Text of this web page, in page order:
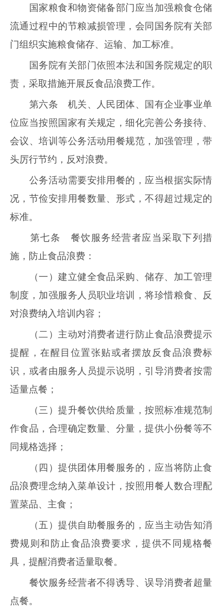
国家粮食和物资储备部门应当加强粮食仓储
流通过程中的节粮减损管理，会同国务院有关部
门组织实施粮食储存、运输、加工标准。
国务院有关部门依照本法和国务院规定的职
责，采取措施开展反食品浪费工作。
第六条 机关、人民团体、国有企业事业单
位应当按照国家有关规定，细化完善公务接待、
会议、培训等公务活动用餐规范，加强管理，带
头厉行节约，反对浪费。
公务活动需要安排用餐的，应当根据实际情
况，节俭安排用餐数量、形式，不得超过规定的
标准。
第七条 餐饮服务经营者应当采取下列措
施，防止食品浪费：
（一）建立健全食品采购、储存、加工管理
制度，加强服务人员职业培训，将珍惜粮食、反
对浪费纳入培训内容；
（二）主动对消费者进行防止食品浪费提示
提醒，在醒目位置张贴或者摆放反食品浪费标
识，或者由服务人员提示说明，引导消费者按需
适量点餐；
（三）提升餐饮供给质量，按照标准规范制
作食品，合理确定数量、分量，提供小份餐等不
同规格选择；
（四）提供团体用餐服务的，应当将防止食
品浪费理念纳入菜单设计，按照用餐人数合理配
置菜品、主食；
（五）提供自助餐服务的，应当主动告知消
费规则和防止食品浪费要求，提供不同规格餐
具，提醒消费者适量取餐。
餐饮服务经营者不得诱导、误导消费者超量
点餐。